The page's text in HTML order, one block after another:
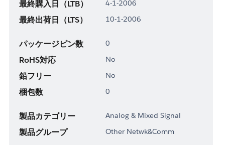
最終購入日（LTB） 4-1-2006
最終出荷日（LTS） 10-1-2006
パッケージピン数 0
RoHS対応 No
鉛フリー No
梱包数 0
製品カテゴリー Analog & Mixed Signal
製品グループ Other Netwk&Comm